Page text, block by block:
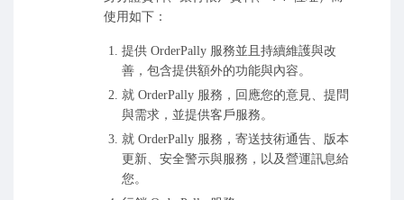
使用如下：
提供 OrderPally 服務並且持續維護與改
善，包含提供額外的功能與內容。
就 OrderPally 服務，回應您的意見、提問
與需求，並提供客戶服務。
就 OrderPally 服務，寄送技術通告、版本
更新、安全警示與服務，以及營運訊息給
您。